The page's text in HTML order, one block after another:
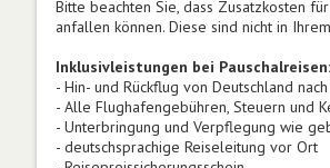
Bitte beachten Sie, dass Zusatzkosten
anfallen können. Diese sind nicht in
Inklusivleistungen bei Pauschalreisen:
- Hin- und Rückflug von Deutschland
- Alle Flughafengebühren, Steuern und
- Unterbringung und Verpflegung wie
- deutschsprachige Reiseleitung vor Ort